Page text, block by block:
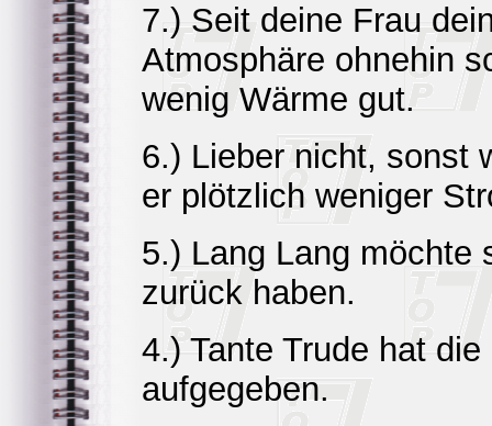
7.) Seit deine Frau
Atmosphäre ohnehin
wenig Wärme gut.
6.) Lieber nicht, sonst
er plötzlich weniger
5.) Lang Lang möchte
zurück haben.
4.) Tante Trude hat
aufgegeben.